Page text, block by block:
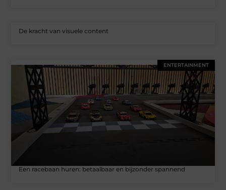
De kracht van visuele content
ENTERTAINMENT
Een racebaan huren: betaalbaar en bijzonder spannend